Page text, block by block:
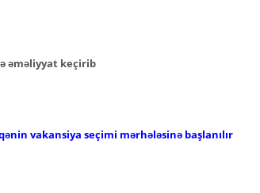
əməliyyat keçirib
vakansiya seçimi mərhələsinə başlanılır